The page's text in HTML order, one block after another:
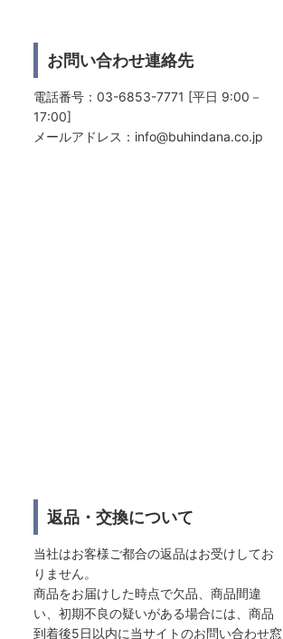
お問い合わせ連絡先
電話番号：03-6853-7771 [平日 9:00－
17:00]
メールアドレス： info@buhindana.co.jp
返品・交換について
当社はお客様ご都合の返品はお受けしてお
りません。
商品をお届けした時点で欠品、商品間違
い、初期不良の疑いがある場合には、商品
到着後5日以内に当サイトのお問い合わせ窓